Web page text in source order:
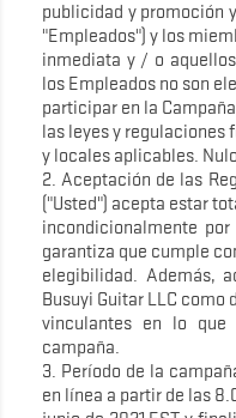
publicidad y promoción
"Empleados") y los
inmediata y / o
los Empleados no son
participar en la
las leyes y regulaciones
y locales aplicables.
2. Aceptación de las
("Usted") acepta estar
incondicionalmente
garantiza que cumple
elegibilidad. Además,
Busuyi Guitar LLC como
vinculantes en lo
campaña.
3. Período de la
en línea a partir de las